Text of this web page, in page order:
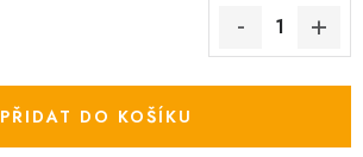
PŘIDAT DO KOŠÍKU